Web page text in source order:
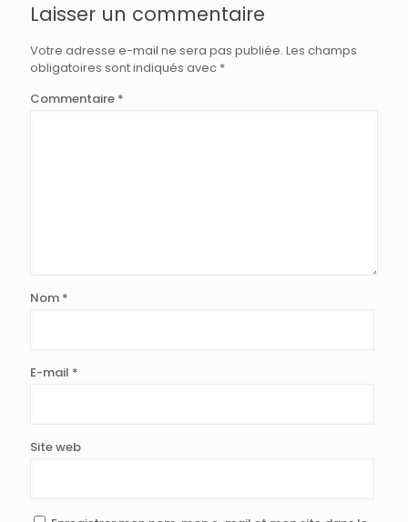
Laisser un commentaire
Votre adresse e-mail ne sera pas publiée. Les champs
obligatoires sont indiqués avec *
Commentaire *
Nom *
E-mail *
Site web